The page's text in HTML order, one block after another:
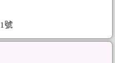
號